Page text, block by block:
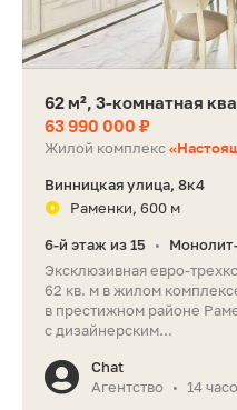
62 м², 3-комнатная
63 990 000 ₽
Жилой комплекс
Винницкая улица, 8к4
Раменки, 600 м
6-й этаж из 15 •
Эксклюзивная евро-
62 кв. м в жилом
в престижном районе
с дизайнерским...
Chat
Агентство
• 14